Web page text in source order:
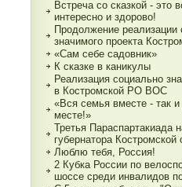
Встреча со сказкой - это
интересно и здорово!
Продолжение реализации
значимого проекта
«Сам себе садовник»
К сказке в каникулы
Реализация социально
в Костромской РО ВОС
«Вся семья вместе - так
месте!»
Третья Параспартакиада
губернатора Костромской
Люблю тебя, Россия!
2 Кубка России по
шоссе среди инвалидов